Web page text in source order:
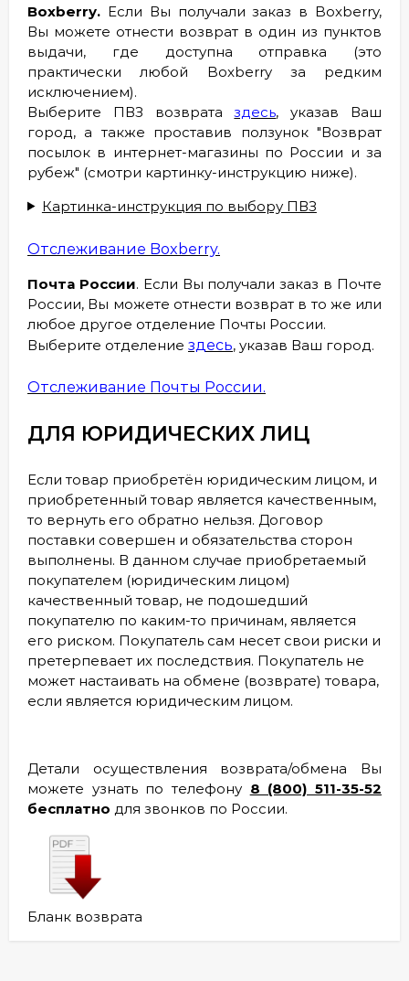
Boxberry. Если Вы получали заказ в Boxberry,
Вы можете отнести возврат в один из пунктов
выдачи, где доступна отправка (это
практически любой Boxberry за редким
исключением).
Выберите ПВЗ возвратаздесь, указав Ваш
город, а также проставив ползунок "Возврат
посылок в интернет-магазины по России и за
рубеж" (смотри картинку-инструкцию ниже).
Картинка-инструкция по выбору ПВЗ
Отслеживание Boxberry.
Почта России. Если Вы получали заказ в Почте
России, Вы можете отнести возврат в то же или
любое другое отделение Почты России.
Выберите отделение здесь, указав Ваш город.
Отслеживание Почты России.
ДЛЯ ЮРИДИЧЕСКИХ ЛИЦ
Если товар приобретён юридическим лицом, и
приобретенный товар является качественным,
то вернуть его обратно нельзя. Договор
поставки совершен и обязательства сторон
выполнены. В данном случае приобретаемый
покупателем (юридическим лицом)
качественный товар, не подошедший
покупателю по каким-то причинам, является
его риском. Покупатель сам несет свои риски и
претерпевает их последствия. Покупатель не
может настаивать на обмене (возврате) товара,
если является юридическим лицом.
Детали осуществления возврата/обмена Вы
можете узнать по телефону 8 (800) 511-35-52
бесплатно для звонков по России.
Бланк возврата